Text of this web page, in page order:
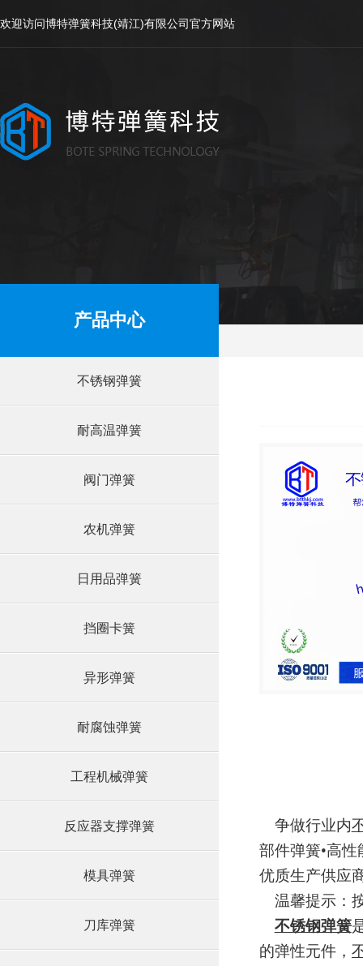
欢迎访问博特弹簧科技(靖江)有限公司官方网站
产品中心
不锈钢弹簧
耐高温弹簧
阀门弹簧
农机弹簧
日用品弹簧
挡圈卡簧
异形弹簧
耐腐蚀弹簧
工程机械弹簧
反应器支撑弹簧
模具弹簧
刀库弹簧
争做行业内
部件弹簧•高
优质生产供应
温馨提示：
不锈钢弹簧
的弹性元件，